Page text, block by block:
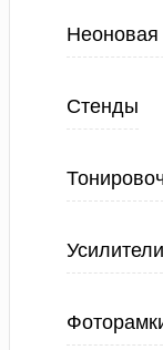
Неоновая
Стенды